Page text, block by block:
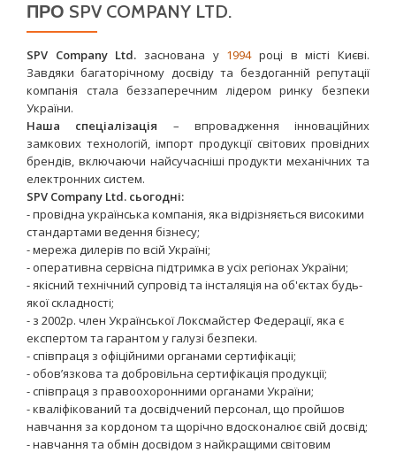
ПРО SPV COMPANY LTD.
SPV Company Ltd. заснована у 1994році в місті Києві.
Завдяки багаторічному досвіду та бездоганній репутації
компанія стала беззаперечним лідером ринку безпеки
України.
Наша спеціалізація – впровадження інноваційних
замкових технологій, імпорт продукції світових провідних
брендів, включаючи найсучасніші продукти механічних та
електронних систем.
SPV Company Ltd. сьогодні:
- провідна українська компанія, яка відрізняється високими
стандартами ведення бізнесу;
- мережа дилерів по всій Україні;
- оперативна сервісна підтримка в усіх регіонах України;
- якісний технічний супровід та інсталяція на об'єктах будь-
якої складності;
- з 2002р. член Української Локсмайстер Федерації, яка є
експертом та гарантом у галузі безпеки.
- співпраця з офіційними органами сертифікаціі;
- обов’язкова та добровільна сертифікація продукції;
- співпраця з правоохоронними органами України;
- кваліфікований та досвідчений персонал, що пройшов
навчання за кордоном та щорічно вдосконалює свій досвід;
- навчання та обмін досвідом з найкращими світовим